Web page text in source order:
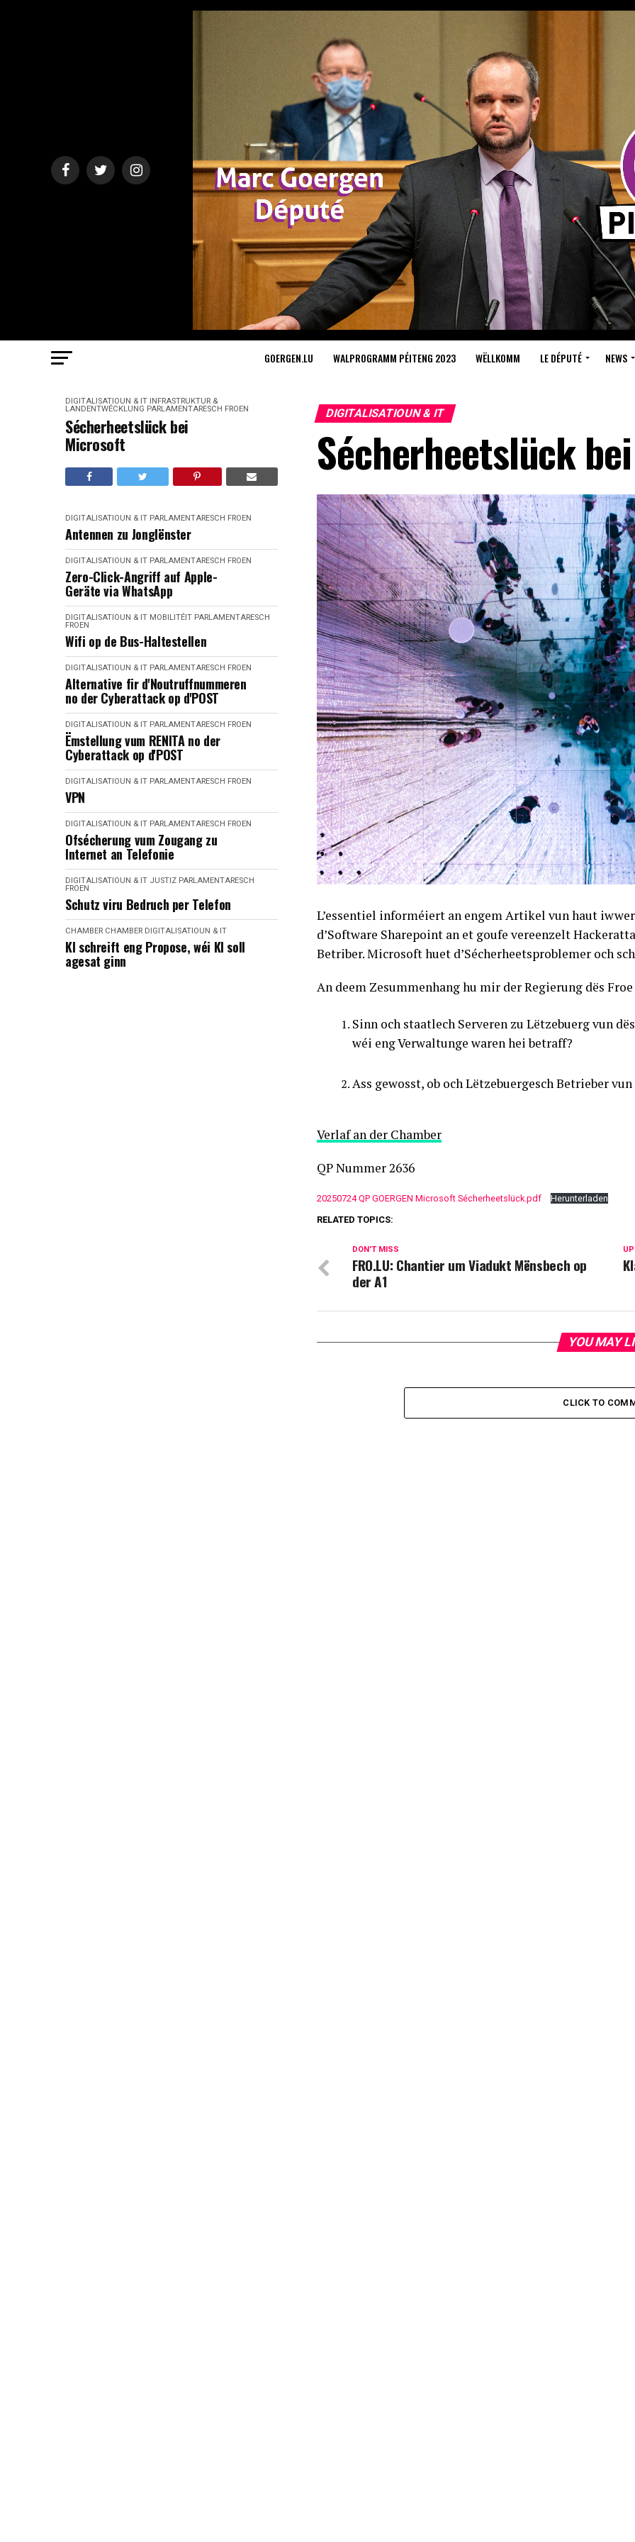
GOERGEN.LU WALPROGRAMM PÉITENG 2023 WËLLKOMM LE DÉPUTÉ NEWS
DIGITALISATIOUN & IT INFRASTRUKTUR &
LANDENTWÉCKLUNG PARLAMENTARESCH FROEN
Sécherheetslück bei
Microsoft
DIGITALISATIOUN & IT PARLAMENTARESCH FROEN
Antennen zu Jonglënster
DIGITALISATIOUN & IT PARLAMENTARESCH FROEN
Zero-Click-Angriff auf Apple-
Geräte via WhatsApp
DIGITALISATIOUN & IT MOBILITÉIT PARLAMENTARESCH
FROEN
Wifi op de Bus-Haltestellen
DIGITALISATIOUN & IT PARLAMENTARESCH FROEN
Alternative fir d'Noutruffnummeren
no der Cyberattack op d'POST
DIGITALISATIOUN & IT PARLAMENTARESCH FROEN
Ëmstellung vum RENITA no der
Cyberattack op d'POST
DIGITALISATIOUN & IT PARLAMENTARESCH FROEN
VPN
DIGITALISATIOUN & IT PARLAMENTARESCH FROEN
Ofsécherung vum Zougang zu
Internet an Telefonie
DIGITALISATIOUN & IT JUSTIZ PARLAMENTARESCH
FROEN
Schutz viru Bedruch per Telefon
CHAMBER CHAMBER DIGITALISATIOUN & IT
KI schreift eng Propose, wéi KI soll
agesat ginn
DIGITALISATIOUN & IT
Sécherheetslück
L’essentiel informéiert an engem Artikel vun haut
d’Software Sharepoint an et goufe vereenzelt
Betriber. Microsoft huet d’Sécherheetsproblemer och
An deem Zesummenhang hu mir der Regierung dës
Sinn och staatlech Serveren zu Lëtzebuerg vun
wéi eng Verwaltunge waren hei betraff?
Ass gewosst, ob och Lëtzebuergesch Betrieber
Verlaf an der Chamber
QP Nummer 2636
20250724 QP GOERGEN Microsoft Sécherheetslück.pdf
Herunterladen
RELATED TOPICS:
DON'T MISS
FRO.LU: Chantier um Viadukt Mënsbech op
der A1
YOU MAY
CLICK TO